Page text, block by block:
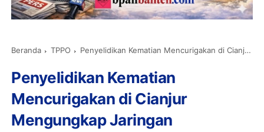
Beranda TPPO Penyelidikan Kematian Mencurigakan di Cianjur Mengungkap Jaringan Perdagangan Orang dan Penangkapan Pelaku
Penyelidikan Kematian
Mencurigakan di Cianjur
Mengungkap Jaringan